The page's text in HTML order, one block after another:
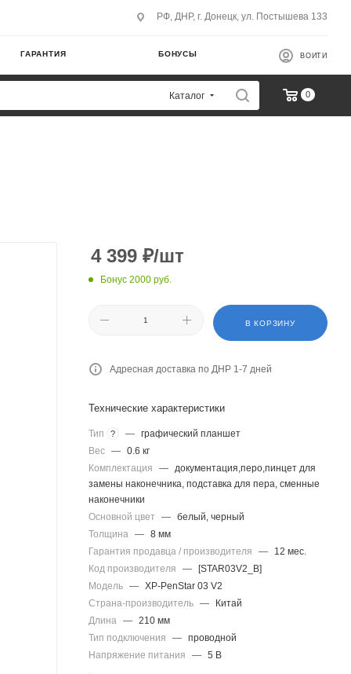
РФ, ДНР, г. Донецк, ул. Постышева 133
ГАРАНТИЯ БОНУСЫ ВОЙТИ
Каталог 0
4 399 ₽/шт
Бонус 2000 руб.
В КОРЗИНУ
Адресная доставка по ДНР 1-7 дней
Технические характеристики
Тип ? — графический планшет
Вес — 0.6 кг
Комплектация
— документация,перо,пинцет для
замены наконечника, подставка для пера, сменные
наконечники
Основной цвет
— белый, черный
Толщина — 8 мм
Гарантия продавца / производителя
—
12 мес.
Код производителя
—
[STAR03V2_B]
Модель — XP-PenStar 03 V2
Страна-производитель —
Китай
Длина — 210 мм
Тип подключения
— проводной
Напряжение питания
— 5 В